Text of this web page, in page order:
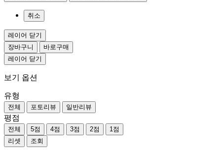
취소
레이어 닫기
장바구니
바로구매
레이어 닫기
보기 옵션
유형
전체 포토리뷰 일반리뷰
평점
전체 5점 4점 3점 2점
1점
리셋
조회